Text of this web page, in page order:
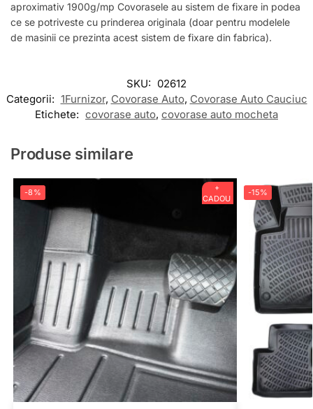
aproximativ 1900g/mp Covorasele au sistem de fixare in podea
ce se potriveste cu prinderea originala (doar pentru modelele
de masinii ce prezinta acest sistem de fixare din fabrica).
SKU: 02612
Categorii: 1Furnizor, Covorase Auto, Covorase Auto Cauciuc
Etichete: covorase auto, covorase auto mocheta
Produse similare
+
CADOU
-8% -15%